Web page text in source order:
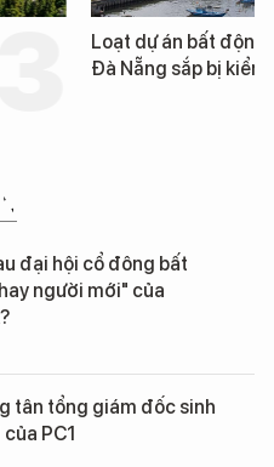
Loạt dự án bất động
Đà Nẵng sắp bị kiểm
đại hội cổ đông bất
người mới" của
tân tổng giám đốc sinh
PC1